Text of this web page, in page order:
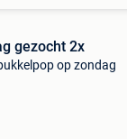
gezocht 2x
op zondag